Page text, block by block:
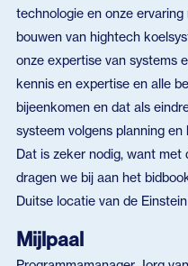
technologie en onze
bouwen van hightech
onze expertise van systems
kennis en expertise en alle
bijeenkomen en dat als
systeem volgens planning
Dat is zeker nodig, want
dragen we bij aan het
Duitse locatie van de Einstein
Mijlpaal